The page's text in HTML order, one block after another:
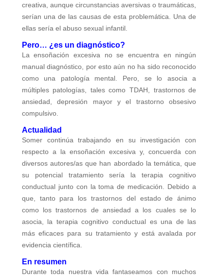
creativa, aunque circunstancias aversivas o traumáticas,
serían una de las causas de esta problemática. Una de
ellas sería el abuso sexual infantil.
Pero… ¿es un diagnóstico?
La ensoñación excesiva no se encuentra en ningún
manual diagnóstico, por esto aún no ha sido reconocido
como una patología mental. Pero, se lo asocia a
múltiples patologías, tales como TDAH, trastornos de
ansiedad, depresión mayor y el trastorno obsesivo
compulsivo.
Actualidad
Somer continúa trabajando en su investigación con
respecto a la ensoñación excesiva y, concuerda con
diversos autores/as que han abordado la temática, que
su potencial tratamiento sería la terapia cognitivo
conductual junto con la toma de medicación. Debido a
que, tanto para los trastornos del estado de ánimo
como los trastornos de ansiedad a los cuales se lo
asocia, la terapia cognitivo conductual es una de las
más eficaces para su tratamiento y está avalada por
evidencia científica.
En resumen
Durante toda nuestra vida fantaseamos con muchos